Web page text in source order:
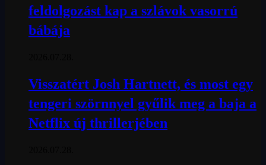
feldolgozást kap a szlávok vasorrú
bábája
Visszatért Josh Hartnett, és most egy
tengeri szörnnyel gyűlik meg a baja a
Netflix új thrillerjében